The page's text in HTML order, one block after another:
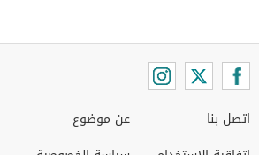
اتصل بنا
عن موضوع